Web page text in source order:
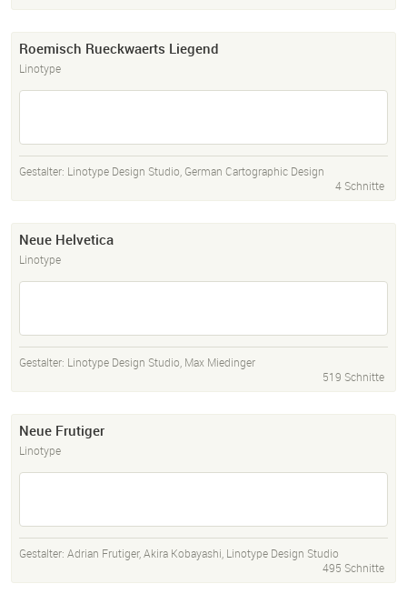
Roemisch Rueckwaerts Liegend
Linotype
Gestalter: Linotype Design Studio, German Cartographic Design
4 Schnitte
Neue Helvetica
Linotype
Gestalter: Linotype Design Studio, Max Miedinger
519 Schnitte
Neue Frutiger
Linotype
Gestalter: Adrian Frutiger,Akira Kobayashi, Linotype Design Studio
495 Schnitte